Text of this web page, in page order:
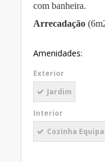
com banheira.
Arrecadação
Amenidades:
Exterior
Jardim
Interior
Cozinha